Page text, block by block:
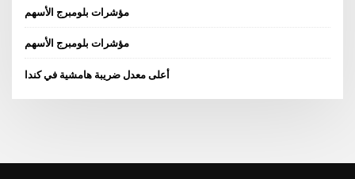
مؤشرات بلومبرج الأسهم
مؤشرات بلومبرج الأسهم
أعلى معدل ضريبة هامشية في كندا